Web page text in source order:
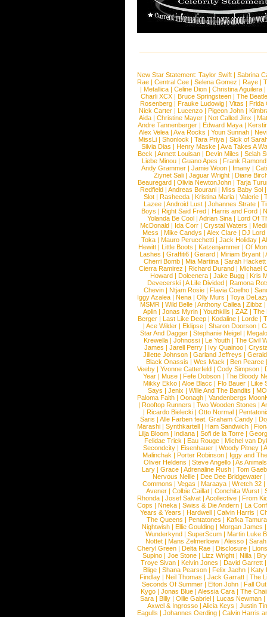
New Star Statement: Taylor Swift | Sabrina
Rae |Central Cee |Selena Gomez |Raye |
| Metallica | Celine Dion | Christina Aguilera |
Charli XCX |Bruce Springsteen |The
Rosenberg | Frauke Ludowig | Vitas | Frida
Nick Carter | Lucenzo | Pigeon John |
Aida |Christine Mayer |Not Called Jinx |
Andre Tannenberger | Edward Maya |
Alex Velea | Ava Rocks | Youn Sunnah |
MissLi | Shonlock | Tara Priya | Sick of
Silvia Dias |Henry Maske |Ava Takes A
Beck |Annett Louisan |Devin Miles |Selah
Liebe Minou |Guano Apes |Frank Ramond
Andy Grammer |Jamie Woon | Imany |
Ziynet Sali |Jaguar Wright |Diane
Beauregard |Olivia NewtonJohn |Tarja
Redfield | Andreas Bourani | Miss Baby Sol
Slot | Rasheeda | Kristina Maria | Valerie |
Lazee | Android Lust | Johannes Strate |
Boys | Right Said Fred | Harris and Ford |
Yolanda Be Cool |Adrian Sina |Lord Of
McDonald | Ida Corr |Crystal Waters |
Mess | Mike Candys | Alex Clare | DJ Lord
Toka | Mauro Perucchetti | Jack Holiday |
Hewitt |Little Boots |Katzenjammer |Of
Lashes |Graffiti6 |Gerard |Miriam Bryant |
Cherri Bomb | Mia Martina | Sarah Hackett
Cierra Ramirez | Richard Durand | Michael
Howard |Dolcenera |Jake Bugg |Kris
Devecerski |A Life Divided |Ramona
Chevin |Ntjam Rosie |Flavia Coelho |
Iggy Azalea | Nena | Olly Murs | Toya
MSMR |Wild Belle |Anthony Callea |Zibbz
Aplin | Jonas Myrin | Youthkills | ZAZ | The
Berger |Last Like Deep |Kodaline |Lorde |
|Ace Wilder |Eklipse |Sharon Doorson |
Star And Dagger | Stephanie Neigel |
Krewella | Johnossi | Le Youth | The Civil
James | Jarell Perry | Ivy Quainoo |
Jillette Johnson | Garland Jeffreys |
Black Onassis | Wes Mack | Ben Pearce
Veeby | Yvonne Catterfeld | Cody Simpson |
Year |Muse |Fefe Dobson |The Bloody
Mikky Ekko | Aloe Blacc | Flo Bauer | Like
Says | Jenix | Wille And The Bandits | MO
Paloma Faith |Oonagh |Vandenbergs
|Rooftop Runners |Two Wooden Stones |
| Ricardo Bielecki | Otto Normal |
Saris | Alle Farben feat. Graham Candy |
Marashi | Synthkartell | Ham Sandwich |
Lilja Bloom | Indiana | Sofi de la Torre |
Felidae Trick | Eau Rouge | Michel van
Secondcity |Eisenhauer |Woody Pitney |
Malinchak |Porter Robinson | Iggy and
Oliver Heldens |Steve Angello |As Animals
Lary | Grace | Adrenaline Rush | Tom
Nervous Nellie | Dee Dee Bridgewater |
Commons |Vegas |Maraaya |Wretch 32 |
Avener | Colbie Caillat | Conchita Wurst |
Rhonda | Josef Salvat | Acollective | From
Cops | Nneka | Swiss & Die Andern | La
Years & Years |Hardwell |Calvin Harris |
The Queens | Pentatones | Kafka Tamura
Nightwish |Ellie Goulding |Morgan James
Wunderkynd | SuperScum | Martin Luke
Nottet |Mans Zelmerloew |Alesso |
Cheryl Green |Delta Rae |Disclosure |
Supino |Joe Stone |Lizz Wright |Niila |
Troye Sivan | Kelvin Jones | David Garrett
Blige | Shana Pearson | Felix Jaehn | Katy
Findlay |Neil Thomas |Jack Garratt |The
Seconds Of Summer |Elton John |Fall
Kygo |Jonas Blue |Alessia Cara |The
Sara |Billy |Ollie Gabriel |Lucas Newman |
Axwel & Ingrosso | Alicia Keys | Justin
Eagulls |Johannes Oerding |Calvin Harris